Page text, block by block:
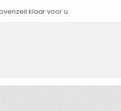
klaar voor u.